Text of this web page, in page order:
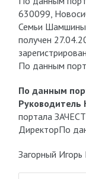
630099,
Семьи
получен
По данным
По данным
портала
ДиректорПо
Загорный Игорь